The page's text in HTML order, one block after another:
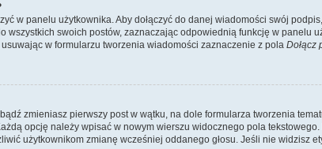
w panelu użytkownika. Aby dołączyć do danej wiadomości swój
swoich postów, zaznaczając odpowiednią funkcję w panelu
w formularzu tworzenia wiadomości zaznaczenie z pola Dołącz
zmieniasz pierwszy post w wątku, na dole formularza tworzenia
opcję należy wpisać w nowym wierszu widocznego pola
użytkownikom zmianę wcześniej oddanego głosu. Jeśli nie widzisz